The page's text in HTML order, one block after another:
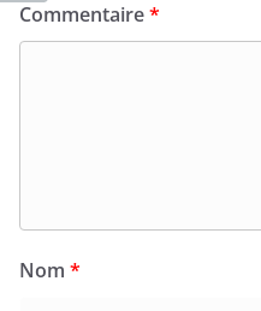
Commentaire*
Nom *